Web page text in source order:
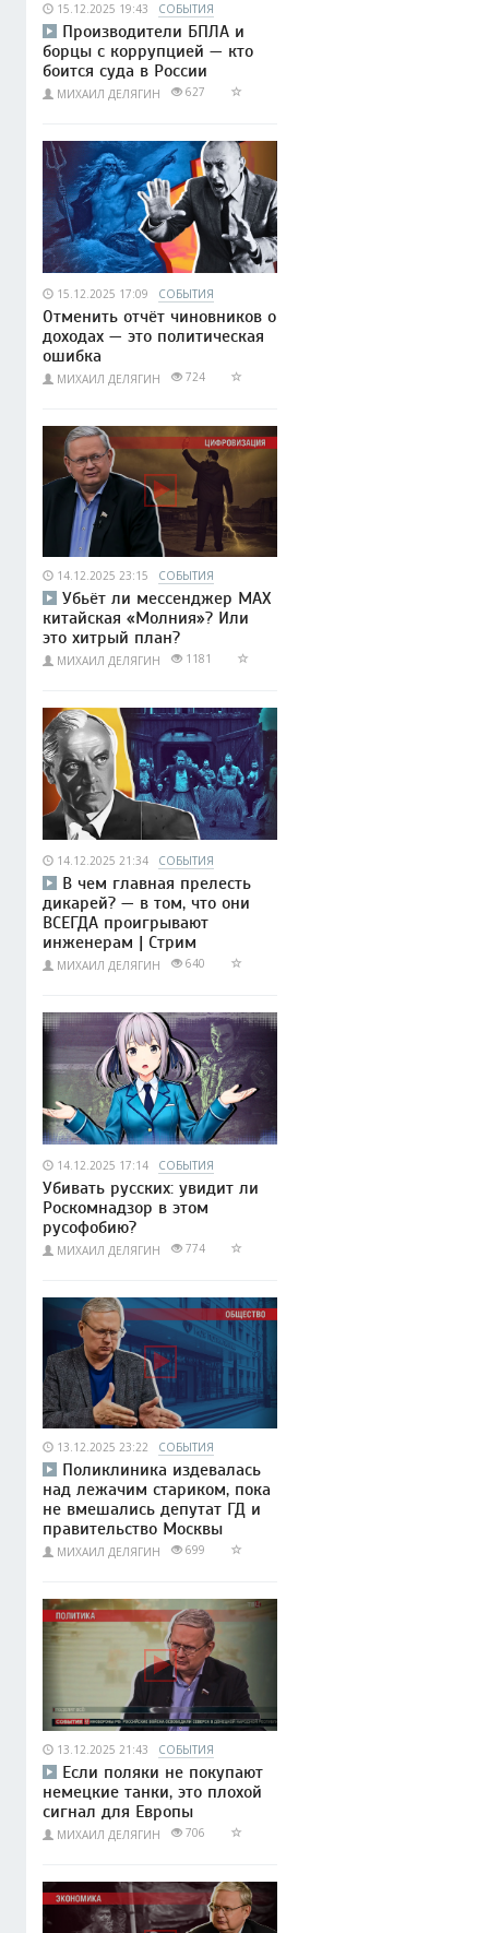
15.12.2025 19:43 СОБЫТИЯ
Производители БПЛА и
борцы с коррупцией — кто
боится суда в России
МИХАИЛ ДЕЛЯГИН 627
15.12.2025 17:09 СОБЫТИЯ
Отменить отчёт чиновников о
доходах — это политическая
ошибка
МИХАИЛ ДЕЛЯГИН 724
14.12.2025 23:15 СОБЫТИЯ
Убьёт ли мессенджер МАХ
китайская «Молния»? Или
это хитрый план?
МИХАИЛ ДЕЛЯГИН 1181
14.12.2025 21:34 СОБЫТИЯ
В чем главная прелесть
дикарей? — в том, что они
ВСЕГДА проигрывают
инженерам | Стрим
МИХАИЛ ДЕЛЯГИН 640
14.12.2025 17:14 СОБЫТИЯ
Убивать русских: увидит ли
Роскомнадзор в этом
русофобию?
МИХАИЛ ДЕЛЯГИН 774
13.12.2025 23:22 СОБЫТИЯ
Поликлиника издевалась
над лежачим стариком, пока
не вмешались депутат ГД и
правительство Москвы
МИХАИЛ ДЕЛЯГИН 699
13.12.2025 21:43 СОБЫТИЯ
Если поляки не покупают
немецкие танки, это плохой
сигнал для Европы
МИХАИЛ ДЕЛЯГИН 706